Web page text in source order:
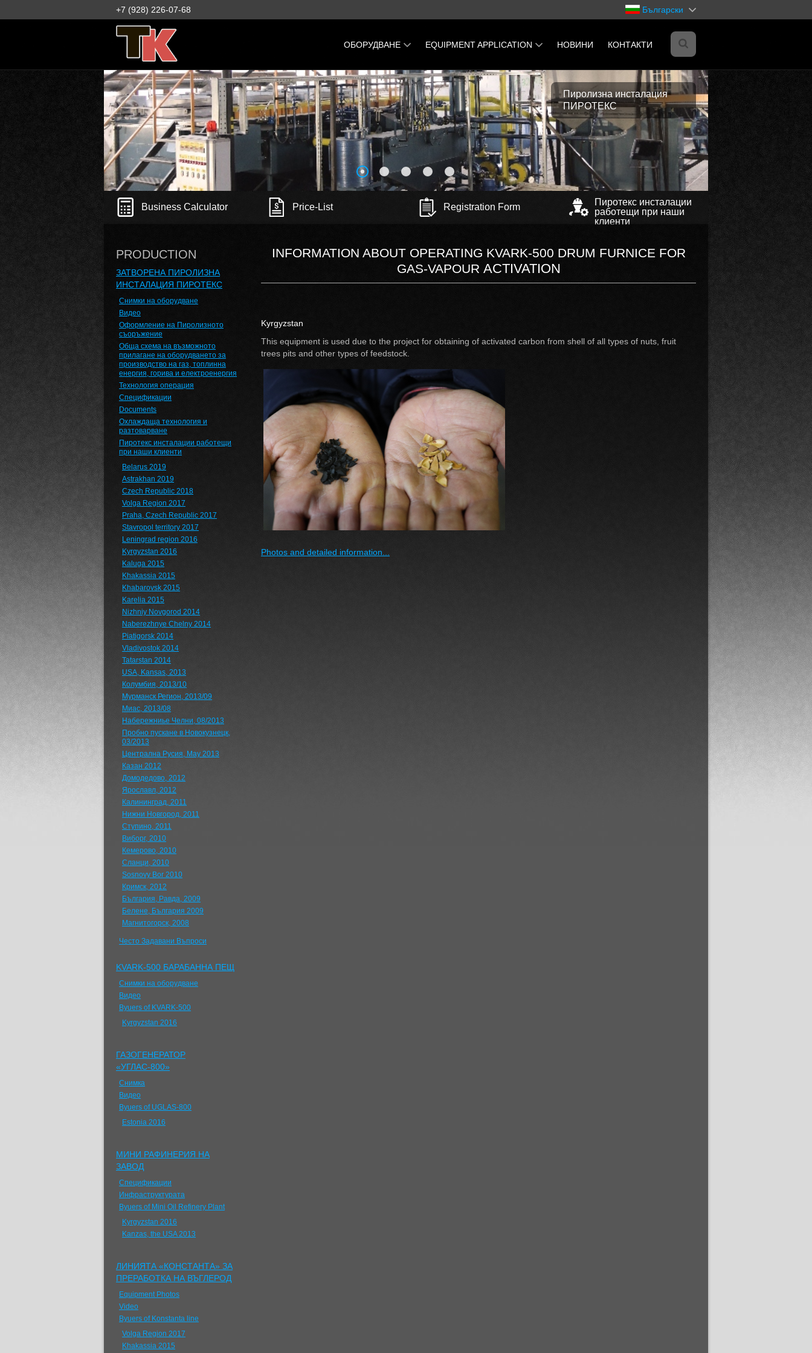
+7 (928) 226-07-68 Български
ОБОРУДВАНЕ
Затворена Пиролизна
инсталация Пиротекс
KVARK-500 Барабанна пещ
Газогенератор «УГЛАС-800»
Мини рафинерия на завод
Линията «Константа» за
преработка на въглерод
Mini Oil Refinery GRIZOX-50
EQUIPMENT APPLICATION
Recycling and utilization of
scrap tires
Recycling and utilization of
plastic wastes and PET bottles
Recycling-and-utilization-of-oil-
Recycling and utilization of
printed circuit boards
Recycling and utilization of
plastic wastes
НОВИНИ КОНТАКТИ
Пиролизна инсталация
ПИРОТЕКС
Business Calculator Price-List Registration Form
Пиротекс инсталации
работещи при наши
клиенти
PRODUCTION
ЗАТВОРЕНА ПИРОЛИЗНА
ИНСТАЛАЦИЯ ПИРОТЕКС
Снимки на оборудване
Видео
Оформление на Пиролизното
съоръжение
Обща схема на възможното
прилагане на оборудването за
производство на газ, топлинна
енергия, горива и електроенергия
Технология операция
Спецификации
Documents
Охлаждаща технология и
разтоварване
Пиротекс инсталации работещи
при наши клиенти
Belarus 2019
Astrakhan 2019
Czech Republic 2018
Volga Region 2017
Praha, Czech Republic 2017
Stavropol territory 2017
Leningrad region 2016
Kyrgyzstan 2016
Kaluga 2015
Khakassia 2015
Khabarovsk 2015
Karelia 2015
Nizhniy Novgorod 2014
Naberezhnye Chelny 2014
Piatigorsk 2014
Vladivostok 2014
Tatarstan 2014
USA, Kansas, 2013
Колумбия, 2013/10
Мурманск Регион, 2013/09
Миас, 2013/08
Набережниье Челни, 08/2013
Пробно пускане в Новокузнецк,
03/2013
Централна Русия, May 2013
Казан 2012
Домодедово, 2012
Ярославл, 2012
Калининград, 2011
Нижни Новгород, 2011
Ступино, 2011
Виборг, 2010
Кемерово, 2010
Сланци, 2010
Sosnovy Bor 2010
Кримск, 2012
България, Равда, 2009
Белене, България 2009
Магнитогорск, 2008
Често Задавани Въпроси
KVARK-500 БАРАБАННА ПЕЩ
Снимки на оборудване
Видео
Byuers of KVARK-500
Kyrgyzstan 2016
ГАЗОГЕНЕРАТОР
«УГЛАС-800»
Снимка
Видео
Byuers of UGLAS-800
Estonia 2016
МИНИ РАФИНЕРИЯ НА
ЗАВОД
Спецификации
Инфраструктурата
Byuers of Mini Oil Refinery Plant
Kyrgyzstan 2016
Kanzas, the USA 2013
ЛИНИЯТА «КОНСТАНТА» ЗА
ПРЕРАБОТКА НА ВЪГЛЕРОД
Equipment Photos
Video
Byuers of Konstanta line
Volga Region 2017
Khakassia 2015
INFORMATION ABOUT OPERATING KVARK-500 DRUM FURNICE FOR
GAS-VAPOUR ACTIVATION
Kyrgyzstan
This equipment is used due to the project for obtaining of activated carbon from shell of all types of nuts, fruit
trees pits and other types of feedstock.
Photos and detailed information...